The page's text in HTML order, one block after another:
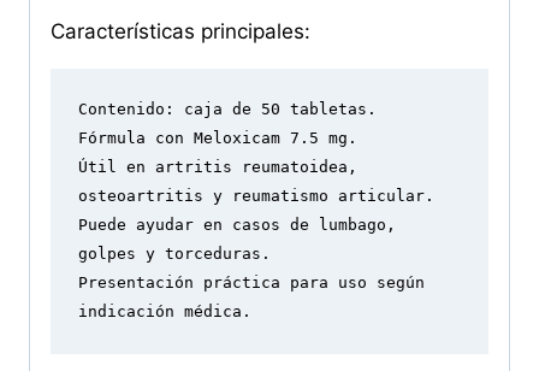
Características principales:
Contenido: caja de 50 tabletas.
Fórmula con Meloxicam 7.5 mg.
Útil en artritis reumatoidea,
osteoartritis y reumatismo articular.
Puede ayudar en casos de lumbago,
golpes y torceduras.
Presentación práctica para uso según
indicación médica.